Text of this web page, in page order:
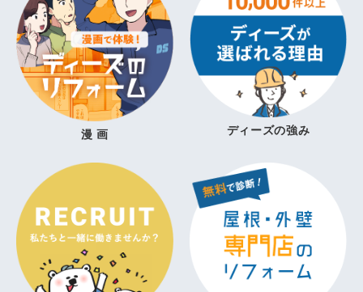
漫 画 ディーズの強み